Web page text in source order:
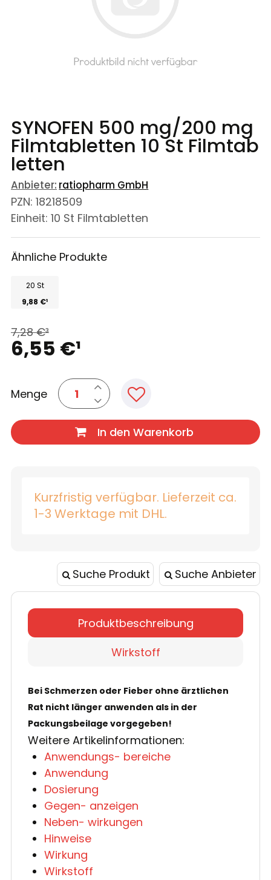
SYNOFEN 500 mg/200 mg
Filmtabletten 10 St Filmtab
letten
Anbieter: ratiopharm GmbH
PZN: 18218509
Einheit: 10 St Filmtabletten
Ähnliche Produkte
20 St
9,88 €¹
6,55 €¹
7,28 €³
Menge
In den Warenkorb
Kurzfristig verfügbar. Lieferzeit ca.
1-3 Werktage mit DHL.
Suche Produkt Suche Anbieter
Produktbeschreibung
Wirkstoff
Bei Schmerzen oder Fieber ohne ärztlichen
Rat nicht länger anwenden als in der
Packungsbeilage vorgegeben!
Weitere Artikelinformationen:
Anwendungs- bereiche
Anwendung
Dosierung
Gegen- anzeigen
Neben- wirkungen
Hinweise
Wirkung
Wirkstoff